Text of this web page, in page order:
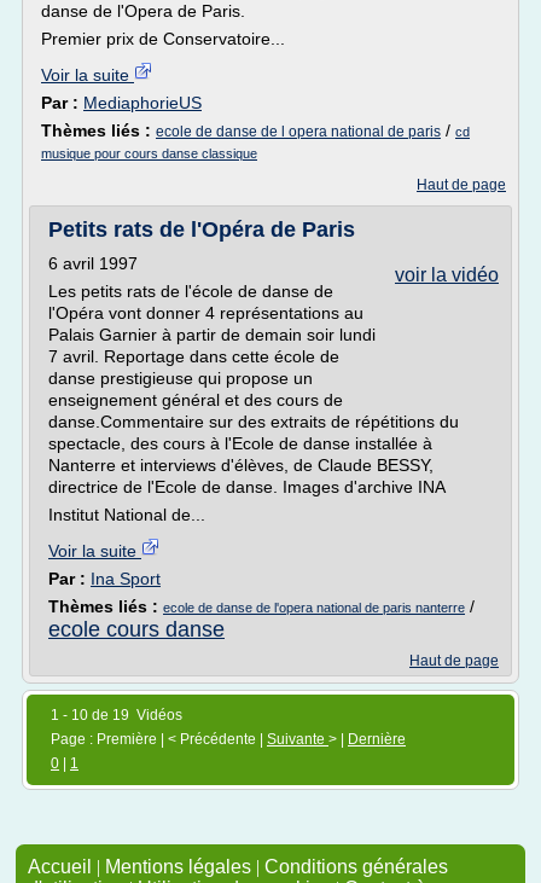
danse de l'Opera de Paris.
Premier prix de Conservatoire...
Voir la suite
Par : MediaphorieUS
Thèmes liés : ecole de danse de l opera national de paris / cd
musique pour cours danse classique
Haut de page
Petits rats de l'Opéra de Paris
voir la vidéo
6 avril 1997
Les petits rats de l'école de danse de
l'Opéra vont donner 4 représentations au
Palais Garnier à partir de demain soir lundi
7 avril. Reportage dans cette école de
danse prestigieuse qui propose un
enseignement général et des cours de
danse.Commentaire sur des extraits de répétitions du
spectacle, des cours à l'Ecole de danse installée à
Nanterre et interviews d'élèves, de Claude BESSY,
directrice de l'Ecole de danse. Images d'archive INA
Institut National de...
Voir la suite
Par : Ina Sport
Thèmes liés : ecole de danse de l'opera national de paris nanterre /
ecole cours danse
Haut de page
1 - 10 de 19 Vidéos
Page : Première | < Précédente | Suivante > |
Dernière
0
1
Accueil | Mentions légales | Conditions générales